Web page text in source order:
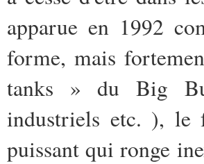
apparue en 1992
forme, mais
tanks » du Big
industriels etc. ), le
puissant qui ronge